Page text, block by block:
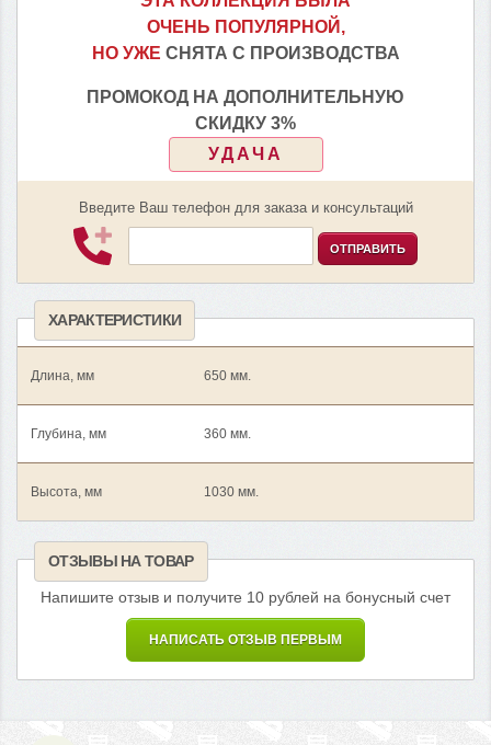
ОЧЕНЬ ПОПУЛЯРНОЙ,
НО УЖЕ СНЯТА С ПРОИЗВОДСТВА
ПРОМОКОД НА ДОПОЛНИТЕЛЬНУЮ
СКИДКУ 3%
УДАЧА
Введите Ваш телефон для заказа и консультаций
ОТПРАВИТЬ
ХАРАКТЕРИСТИКИ
Длина, мм 650 мм.
Глубина, мм 360 мм.
Высота, мм 1030 мм.
ОТЗЫВЫ НА ТОВАР
Напишите отзыв и получите 10 рублей на бонусный счет
НАПИСАТЬ ОТЗЫВ ПЕРВЫМ